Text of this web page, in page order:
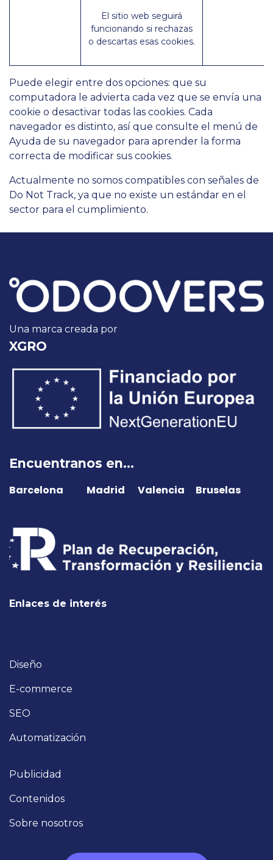
El sitio web seguirá
funcionando si rechazas
o descartas esas cookies.
Puede elegir entre dos opciones: que su
computadora le advierta cada vez que se envía una
cookie o desactivar todas las cookies. Cada
navegador es distinto, así que consulte el menú de
Ayuda de su navegador para aprender la forma
correcta de modificar sus cookies.
Actualmente no somos compatibles con señales de
Do Not Track, ya que no existe un estándar en el
sector para el cumplimiento.
Una marca creada por
XGRO
Encuentranos en...
Barcelona ​Madrid ​Valencia Bruselas
Enlaces de interés
Diseño
E-commer​ce
SEO
Automatización
Publicidad
Contenidos
Sobre nosotros